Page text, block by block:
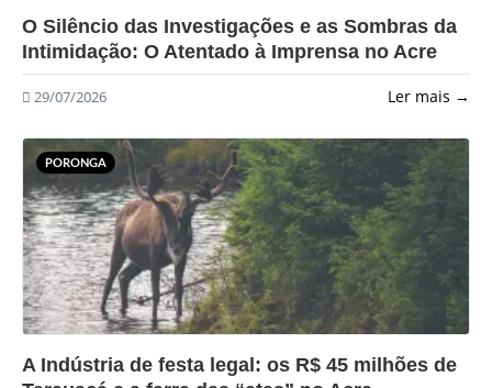
O Silêncio das Investigações e as Sombras da
Intimidação: O Atentado à Imprensa no Acre
29/07/2026 Ler mais →
PORONGA
?>
A Indústria de festa legal: os R$ 45 milhões de